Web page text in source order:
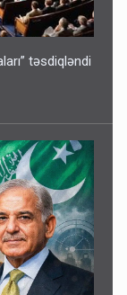
təsdiqləndi